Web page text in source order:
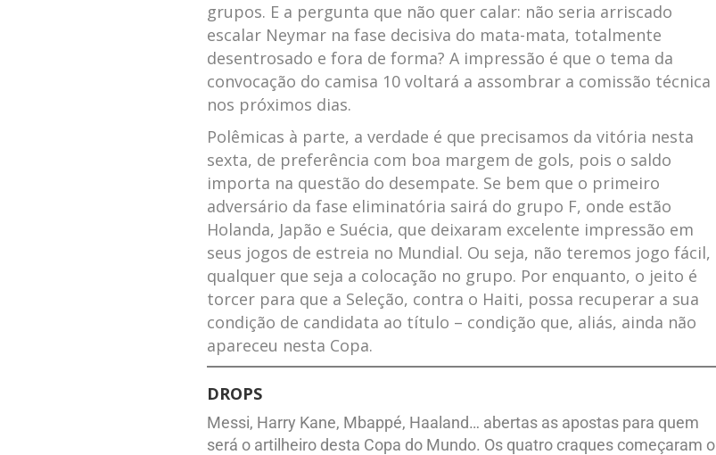
grupos. E a pergunta que não quer calar: não seria arriscado
escalar Neymar na fase decisiva do mata-mata, totalmente
desentrosado e fora de forma? A impressão é que o tema da
convocação do camisa 10 voltará a assombrar a comissão técnica
nos próximos dias.
Polêmicas à parte, a verdade é que precisamos da vitória nesta
sexta, de preferência com boa margem de gols, pois o saldo
importa na questão do desempate. Se bem que o primeiro
adversário da fase eliminatória sairá do grupo F, onde estão
Holanda, Japão e Suécia, que deixaram excelente impressão em
seus jogos de estreia no Mundial. Ou seja, não teremos jogo fácil,
qualquer que seja a colocação no grupo. Por enquanto, o jeito é
torcer para que a Seleção, contra o Haiti, possa recuperar a sua
condição de candidata ao título – condição que, aliás, ainda não
apareceu nesta Copa.
DROPS
Messi, Harry Kane, Mbappé, Haaland… abertas as apostas para quem
será o artilheiro desta Copa do Mundo. Os quatro craques começaram o